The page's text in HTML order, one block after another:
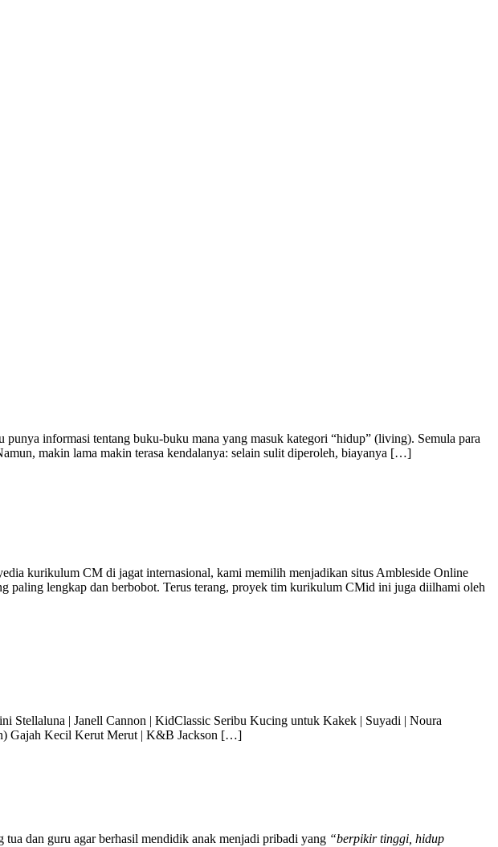
informasi tentang buku-buku mana yang masuk kategori “hidup” (living). Semula para
makin lama makin terasa kendalanya: selain sulit diperoleh, biayanya […]
kurikulum CM di jagat internasional, kami memilih menjadikan situs Ambleside Online
paling lengkap dan berbobot. Terus terang, proyek tim kurikulum CMid ini juga diilhami oleh
| Janell Cannon | KidClassic Seribu Kucing untuk Kakek | Suyadi | Noura
Gajah Kecil Kerut Merut | K&B Jackson […]
dan guru agar berhasil mendidik anak menjadi pribadi yang “berpikir tinggi, hidup